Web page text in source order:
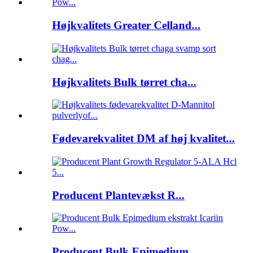
Højkvalitets Greater Celland...
Højkvalitets Bulk tørret cha...
Fødevarekvalitet DM af høj kvalitet...
Producent Plantevækst R...